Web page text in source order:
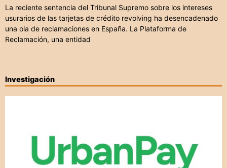
La reciente sentencia del Tribunal Supremo sobre los intereses
usurarios de las tarjetas de crédito revolving ha desencadenado
una ola de reclamaciones en España. La Plataforma de
Reclamación, una entidad
Investigación